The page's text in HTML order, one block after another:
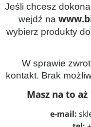
Jeśli chcesz
wejdź na
wybierz produkty
W sprawie
kontakt. Brak
Masz na to aż
e-mail: